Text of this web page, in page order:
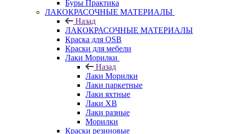
Буры Практика
ЛАКОКРАСОЧНЫЕ МАТЕРИАЛЫ
Назад
ЛАКОКРАСОЧНЫЕ МАТЕРИАЛЫ
Краска для OSB
Краски для мебели
Лаки Морилки
Назад
Лаки Морилки
Лаки паркетные
Лаки яхтные
Лаки ХВ
Лаки разные
Морилки
Краски резиновые